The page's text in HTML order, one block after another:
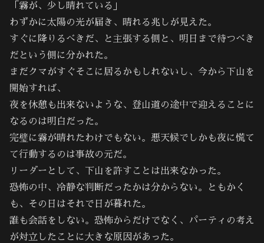
「霧が、少し晴れている」
わずかに太陽の光が届き、晴れる兆しが見えた。
すぐに降りるべきだ、と主張する側と、明日まで待つべき
だという側に分かれた。
まだクマがすぐそこに居るかもしれないし、今から下山を
開始すれば、
夜を休憩も出来ないような、登山道の途中で迎えることに
なるのは明白だった。
完璧に霧が晴れたわけでもない。悪天候でしかも夜に慌て
て行動するのは事故の元だ。
リーダーとして、下山を許すことは出来なかった。
恐怖の中、冷静な判断だったかは分からない。ともかく
も、その日はそれで日が暮れた。
誰も会話をしない。恐怖からだけでなく、パーティの考え
が対立したことに大きな原因があった。